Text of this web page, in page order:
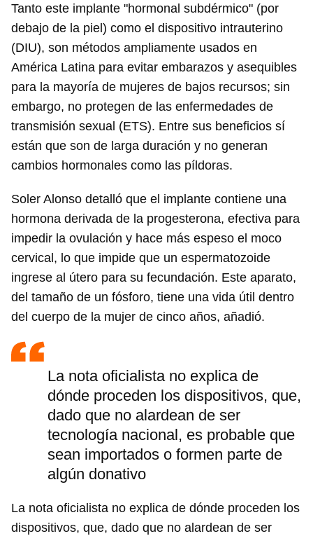
Tanto este implante "hormonal subdérmico" (por
debajo de la piel) como el dispositivo intrauterino
(DIU), son métodos ampliamente usados en
América Latina para evitar embarazos y asequibles
para la mayoría de mujeres de bajos recursos; sin
embargo, no protegen de las enfermedades de
transmisión sexual (ETS). Entre sus beneficios sí
están que son de larga duración y no generan
cambios hormonales como las píldoras.
Soler Alonso detalló que el implante contiene una
hormona derivada de la progesterona, efectiva para
impedir la ovulación y hace más espeso el moco
cervical, lo que impide que un espermatozoide
ingrese al útero para su fecundación. Este aparato,
del tamaño de un fósforo, tiene una vida útil dentro
del cuerpo de la mujer de cinco años, añadió.
La nota oficialista no explica de
dónde proceden los dispositivos, que,
dado que no alardean de ser
tecnología nacional, es probable que
sean importados o formen parte de
algún donativo
La nota oficialista no explica de dónde proceden los
dispositivos, que, dado que no alardean de ser